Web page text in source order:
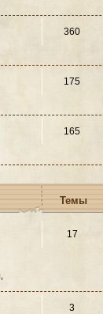
360
175
165
Темы
17
3